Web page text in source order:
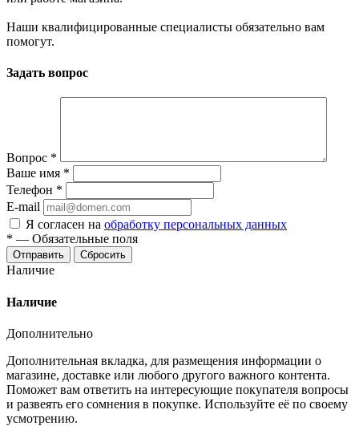
Наши квалифицированные специалисты обязательно вам
помогут.
Задать вопрос
Вопрос *
Ваше имя *
Телефон *
E-mail
Я согласен на обработку персональных данных
* — Обязательные поля
Отправить Сбросить
Наличие
Наличие
Дополнительно
Дополнительная вкладка, для размещения информации о
магазине, доставке или любого другого важного контента.
Поможет вам ответить на интересующие покупателя вопросы
и развеять его сомнения в покупке. Используйте её по своему
усмотрению.